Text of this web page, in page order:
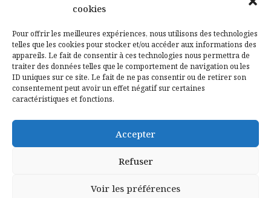
cookies
Pour offrir les meilleures expériences, nous utilisons des technologies
telles que les cookies pour stocker et/ou accéder aux informations des
appareils. Le fait de consentir à ces technologies nous permettra de
traiter des données telles que le comportement de navigation ou les
ID uniques sur ce site. Le fait de ne pas consentir ou de retirer son
consentement peut avoir un effet négatif sur certaines
caractéristiques et fonctions.
Accepter
Refuser
Voir les préférences
Contactez-nous
Mentions légales